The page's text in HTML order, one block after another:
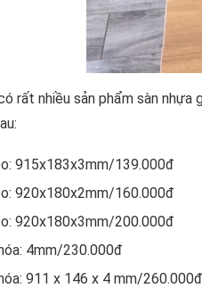
rất nhiều sản phẩm sàn
915x183x3mm/139.000đ
920x180x2mm/160.000đ
920x180x3mm/200.000đ
4mm/230.000đ
911 x 146 x 4 mm/260.000đ